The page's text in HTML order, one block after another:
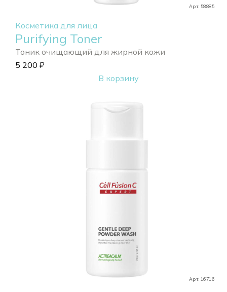
Арт. 58885
Косметика для лица
Purifying Toner
Тоник очищающий для жирной кожи
5 200 ₽
В корзину
Арт. 16716